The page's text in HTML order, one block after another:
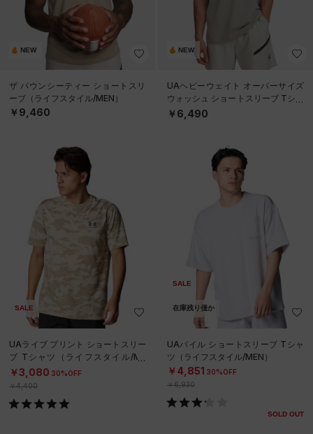
NEW
ザ バウンシーティー ショートスリ
ーブ（ライフスタイル/MEN）
￥9,460
NEW
UAヘビーウェイト オーバーサイズ
ウォッシュ ショートスリーブ Tシャ
ツ（ライフスタイル/MEN）
￥6,490
SALE
UAライブ プリント ショートスリー
ブ Tシャツ（ライフスタイル/ME
N）
￥3,080 30%OFF
￥4,400
SALE
在庫残り僅か
UAパイル ショートスリーブ Tシャ
ツ（ライフスタイル/MEN）
￥4,851 30%OFF
￥6,930
SOLD OUT